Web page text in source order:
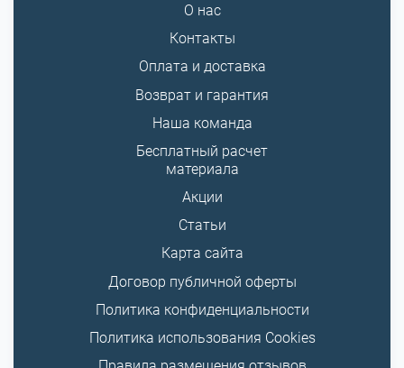
О нас
Контакты
Оплата и доставка
Возврат и гарантия
Наша команда
Бесплатный расчет
материала
Акции
Статьи
Карта сайта
Договор публичной оферты
Политика конфиденциальности
Политика использования Cookies